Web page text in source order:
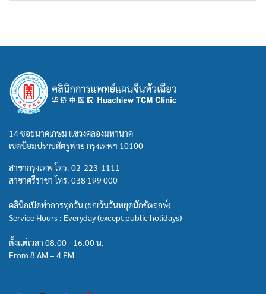
14 ซอยนาคเกษม แขวงคลองมหานาค
เขตป้อมปราบศัตรูพ่าย กรุงเทพฯ 10100
สาขากรุงเทพ โทร. 02-223-1111
สาขาศรีราชา โทร. 038 199 000
คลินิกเปิดทำการทุกวัน (ยกเว้นวันหยุดนักขัตฤกษ์)
Service Hours : Everyday (except public holidays)
ตั้งแต่เวลา 08.00 - 16.00 น.
From 8 AM – 4 PM